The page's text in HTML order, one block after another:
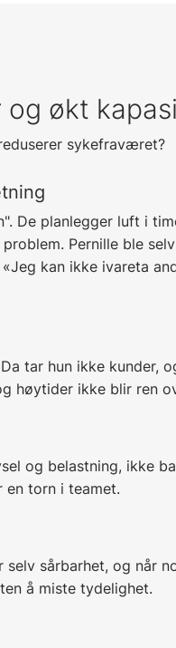
økt
sykefraværet?
De planlegger luft i
Pernille ble
kan ikke ivareta
tar hun ikke kunder,
høytider ikke blir ren
og belastning, ikke
torn i teamet.
sårbarhet, og når
å miste tydelighet.